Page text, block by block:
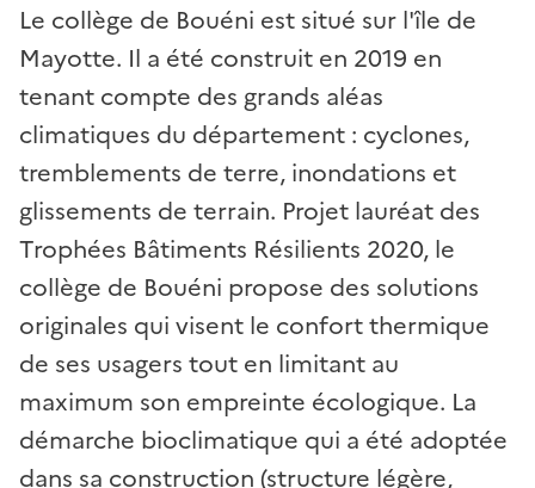
Le collège de Bouéni est situé sur l'île de
Mayotte. Il a été construit en 2019 en
tenant compte des grands aléas
climatiques du département : cyclones,
tremblements de terre, inondations et
glissements de terrain. Projet lauréat des
Trophées Bâtiments Résilients 2020, le
collège de Bouéni propose des solutions
originales qui visent le confort thermique
de ses usagers tout en limitant au
maximum son empreinte écologique. La
démarche bioclimatique qui a été adoptée
dans sa construction (structure légère,